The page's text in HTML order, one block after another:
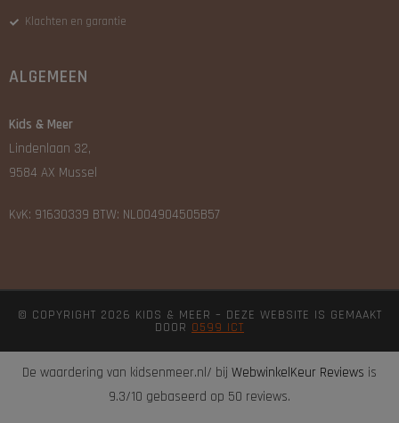
Klachten en garantie
ALGEMEEN
Kids & Meer
Lindenlaan 32,
9584 AX Mussel
KvK: 91630339 BTW: NL004904505B57
© COPYRIGHT 2026 KIDS & MEER – DEZE WEBSITE IS GEMAAKT
DOOR 0599 ICT
De waardering van kidsenmeer.nl/ bij WebwinkelKeur Reviews is
9.3/10 gebaseerd op 50 reviews.